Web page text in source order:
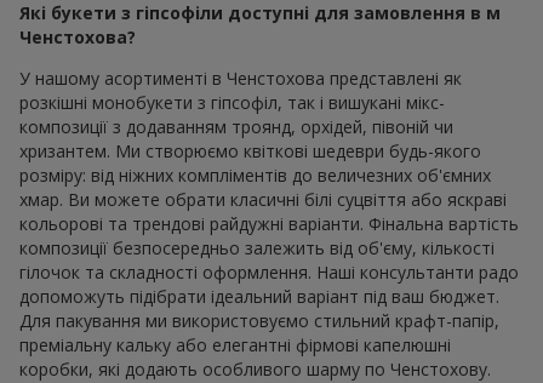
Які букети з гіпсофіли доступні для замовлення в м
Ченстохова?
У нашому асортименті в Ченстохова представлені як
розкішні монобукети з гіпсофіл, так і вишукані мікс-
композиції з додаванням троянд, орхідей, півоній чи
хризантем. Ми створюємо квіткові шедеври будь-якого
розміру: від ніжних компліментів до величезних об'ємних
хмар. Ви можете обрати класичні білі суцвіття або яскраві
кольорові та трендові райдужні варіанти. Фінальна вартість
композиції безпосередньо залежить від об'єму, кількості
гілочок та складності оформлення. Наші консультанти радо
допоможуть підібрати ідеальний варіант під ваш бюджет.
Для пакування ми використовуємо стильний крафт-папір,
преміальну кальку або елегантні фірмові капелюшні
коробки, які додають особливого шарму по Ченстохову.